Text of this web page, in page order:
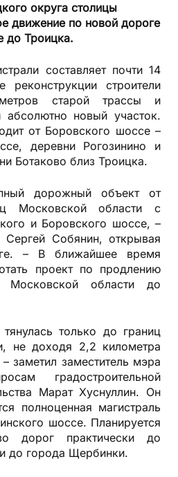
округа столицы
движение по новой дороге
до Троицка.
составляет почти 14
строители
старой трассы и
абсолютно новый участок.
от Боровского шоссе –
деревни Рогозинино и
Ботаково близ Троицка.
дорожный объект от
Московской области с
и Боровского шоссе, –
Собянин, открывая
– В ближайшее время
проект по продлению
Московской области до
только до границ
не доходя 2,2 километра
заметил заместитель мэра
градостроительной
Марат Хуснуллин. Он
полноценная магистраль
шоссе. Планируется
дорог практически до
до города Щербинки.